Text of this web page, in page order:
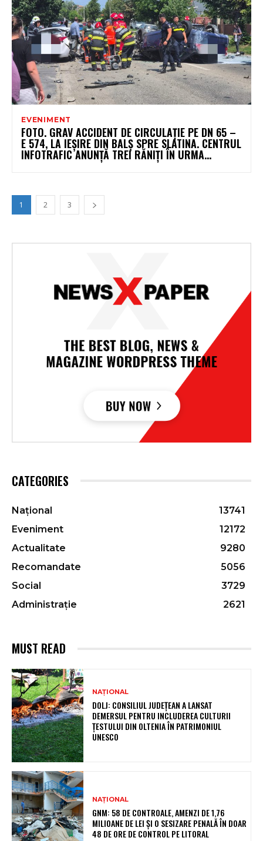
EVENIMENT
FOTO. GRAV ACCIDENT DE CIRCULAȚIE PE DN 65 –
E 574, LA IEȘIRE DIN BALȘ SPRE SLATINA. CENTRUL
INFOTRAFIC ANUNȚĂ TREI RĂNIȚI ÎN URMA...
1 2 3
CATEGORIES
Național
13741
Eveniment
12172
Actualitate
9280
Recomandate
5056
Social
3729
Administrație
2621
MUST READ
NAȚIONAL
DOLJ: CONSILIUL JUDEȚEAN A LANSAT
DEMERSUL PENTRU INCLUDEREA CULTURII
ȚESTULUI DIN OLTENIA ÎN PATRIMONIUL
UNESCO
NAȚIONAL
GNM: 58 DE CONTROALE, AMENZI DE 1,76
MILIOANE DE LEI ȘI O SESIZARE PENALĂ ÎN DOAR
48 DE ORE DE CONTROL PE LITORAL